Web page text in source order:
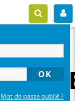
Mot de passe oublié ?